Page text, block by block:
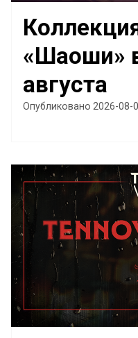
«Шаоши»
августа
Опубликовано 2026-08-